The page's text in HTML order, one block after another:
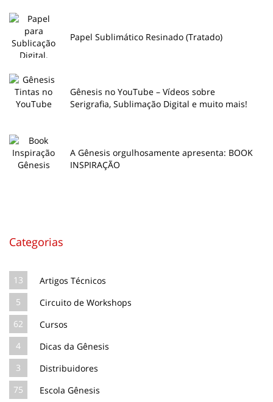
Papel Sublimático Resinado (Tratado)
Gênesis no YouTube – Vídeos sobre
Serigrafia, Sublimação Digital e muito mais!
A Gênesis orgulhosamente apresenta: BOOK
INSPIRAÇÃO
Categorias
13
Artigos Técnicos
5
Circuito de Workshops
62
Cursos
4
Dicas da Gênesis
3
Distribuidores
75
Escola Gênesis